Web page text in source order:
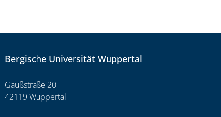
Bergische Universität Wuppertal
Gaußstraße 20
42119 Wuppertal